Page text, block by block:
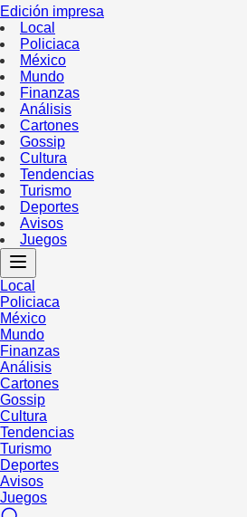
Edición impresa
Local
Policiaca
México
Mundo
Finanzas
Análisis
Cartones
Gossip
Cultura
Tendencias
Turismo
Deportes
Avisos
Juegos
Local
Policiaca
México
Mundo
Finanzas
Análisis
Cartones
Gossip
Cultura
Tendencias
Turismo
Deportes
Avisos
Juegos